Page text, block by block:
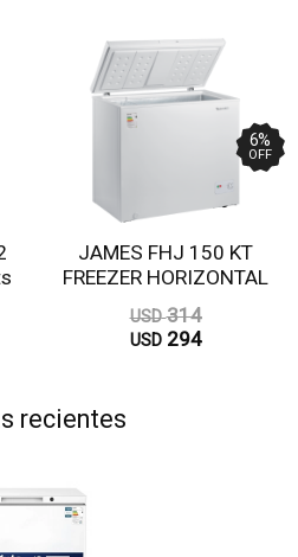
JAMES FHJ 150 KT
FREEZER HORIZONTAL
6%
OFF
USD 314
USD 294
recientes